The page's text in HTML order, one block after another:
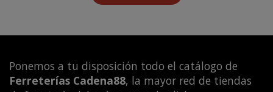
Ponemos a tu disposición todo el catálogo de
Ferreterías Cadena88, la mayor red de tiendas